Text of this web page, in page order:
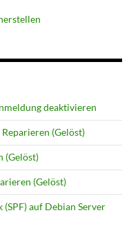
deaktivieren
(Gelöst)
(Gelöst)
(Gelöst)
auf Debian Server